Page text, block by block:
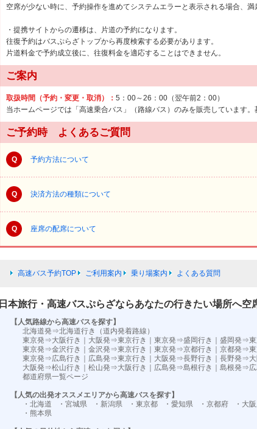
空席が少ない時に、予約操作を進めてシステムエラーと表示される場合、
・提携サイトからの遷移は、片道の予約になります。
往復予約はバスぷらざトップから再度検索する必要があります。
片道料金で予約成立後に、往復料金を適応することはできません。
ご案内
取扱時間（予約・変更・取消）： 5：00～26：00（翌午前2：00）
当ホームページでは「高速乗合バス」（路線バス）のみを販売しています。
ご予約時 よくあるご質問
Q 予約方法について
Q 決済方法の種類について
Q 座席の配席について
高速バス予約TOP ご利用案内 乗り場案内 よくある質問
日本旅行・高速バスぷらざならあなたの行きたい場所へ空
【人気路線から高速バスを探す】
北海道発⇒北海道行き（道内発着路線）
東京発⇒大阪行き
大阪発⇒東京行き 東京発⇒盛岡行き 盛岡発⇒東
東京発⇒金沢行き
金沢発⇒東京行き 東京発⇒京都行き 京都発⇒東
東京発⇒広島行き
広島発⇒東京行き 大阪発⇒長野行き 長野発⇒大
大阪発⇒松山行き
松山発⇒大阪行き 広島発⇒島根行き 島根発⇒広
都道府県一覧ページ
【人気の出発オススメエリアから高速バスを探す】
・北海道
・宮城県 ・新潟県 ・東京都 ・愛知県 ・京都府 ・大
・熊本県